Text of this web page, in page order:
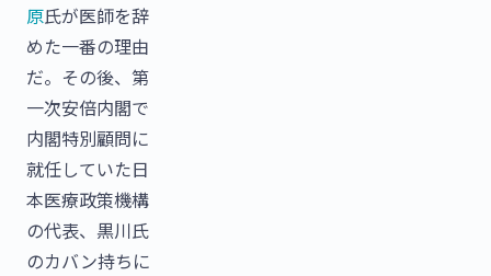
原氏が医師を辞
めた一番の理由
だ。その後、第
一次安倍内閣で
内閣特別顧問に
就任していた日
本医療政策機構
の代表、黒川氏
のカバン持ちに